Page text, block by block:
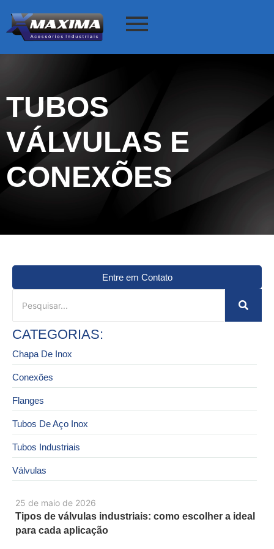
TUBOS
VÁLVULAS E
CONEXÕES
25 de maio de 2026
Tipos de válvulas industriais: como escolher a ideal
para cada aplicação
Entre em Contato
CATEGORIAS:
Chapa De Inox
Conexões
Flanges
Tubos De Aço Inox
Tubos Industriais
Válvulas